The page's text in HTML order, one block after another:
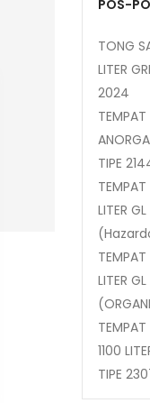
POS-
TONG
LITER
2024
TIPE
LITER
LITER
TEMPAT
1100
TIPE